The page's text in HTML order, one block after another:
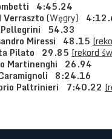
4:45.24
Verraszto (Węgry)
Pellegrini 54.33
Miressi 48.15
Pilato 29.85 [rekord
Martinenghi 26.94
8:24.16
Paltrinieri 7:40.22